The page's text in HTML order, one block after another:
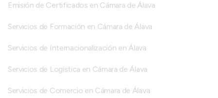
Emisión de Certificados en Cámara de Álava
Servicios de Formación en Cámara de Álava
Servicios de Internacionalización en Álava
Servicios de Logística en Cámara de Álava
Servicios de Comercio en Cámara de Álava